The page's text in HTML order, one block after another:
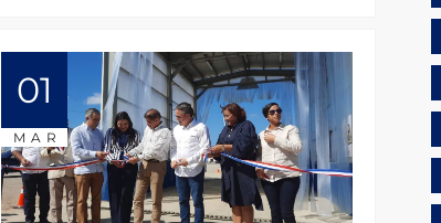
01
MAR